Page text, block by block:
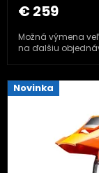
€ 259
Možná výmena
na ďalšiu
Novinka